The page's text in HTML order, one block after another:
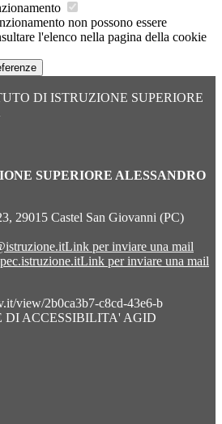
non possono essere
l'elenco nella pagina della cookie
DI ISTRUZIONE SUPERIORE
SUPERIORE ALESSANDRO
29015 Castel San Giovanni (PC)
Link per inviare una mail
Link per inviare una mail
view/2b0ca3b7-c8cd-43e6-b
ACCESSIBILITA' AGID